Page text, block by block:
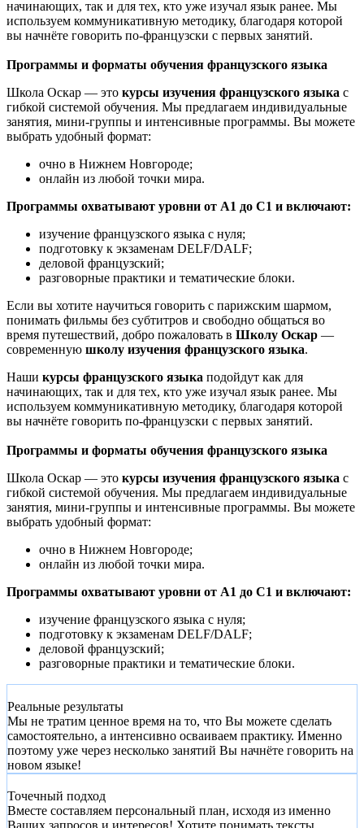
начинающих, так и для тех, кто уже изучал язык ранее. Мы
используем коммуникативную методику, благодаря которой
вы начнёте говорить по-французски с первых занятий.
Программы и форматы обучения французского языка
Школа Оскар — это курсы изучения французского языка с
гибкой системой обучения. Мы предлагаем индивидуальные
занятия, мини-группы и интенсивные программы. Вы можете
выбрать удобный формат:
очно в Нижнем Новгороде;
онлайн из любой точки мира.
Программы охватывают уровни от A1 до C1 и включают:
изучение французского языка с нуля;
подготовку к экзаменам DELF/DALF;
деловой французский;
разговорные практики и тематические блоки.
Если вы хотите научиться говорить с парижским шармом,
понимать фильмы без субтитров и свободно общаться во
время путешествий, добро пожаловать в Школу Оскар —
современную школу изучения французского языка.
Наши курсы французского языка подойдут как для
начинающих, так и для тех, кто уже изучал язык ранее. Мы
используем коммуникативную методику, благодаря которой
вы начнёте говорить по-французски с первых занятий.
Программы и форматы обучения французского языка
Школа Оскар — это курсы изучения французского языка с
гибкой системой обучения. Мы предлагаем индивидуальные
занятия, мини-группы и интенсивные программы. Вы можете
выбрать удобный формат:
очно в Нижнем Новгороде;
онлайн из любой точки мира.
Программы охватывают уровни от A1 до C1 и включают:
изучение французского языка с нуля;
подготовку к экзаменам DELF/DALF;
деловой французский;
разговорные практики и тематические блоки.
Реальные результаты
Мы не тратим ценное время на то, что Вы можете сделать
самостоятельно, а интенсивно осваиваем практику. Именно
поэтому уже через несколько занятий Вы начнёте говорить на
новом языке!
Точечный подход
Вместе составляем персональный план, исходя из именно